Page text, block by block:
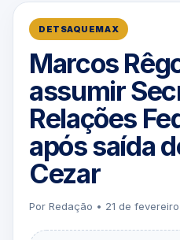
DETSAQUEMAX
Marcos
assumir
Relações
após saída
Cezar
Por Redação • 21 de